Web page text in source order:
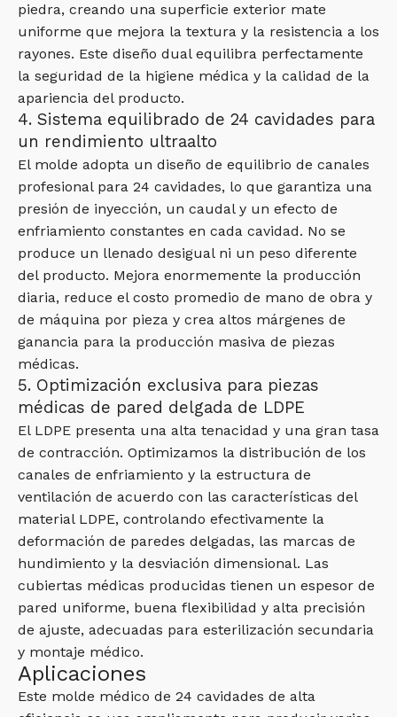
piedra, creando una superficie exterior mate
uniforme que mejora la textura y la resistencia a los
rayones. Este diseño dual equilibra perfectamente
la seguridad de la higiene médica y la calidad de la
apariencia del producto.
4. Sistema equilibrado de 24 cavidades para
un rendimiento ultraalto
El molde adopta un diseño de equilibrio de canales
profesional para 24 cavidades, lo que garantiza una
presión de inyección, un caudal y un efecto de
enfriamiento constantes en cada cavidad. No se
produce un llenado desigual ni un peso diferente
del producto. Mejora enormemente la producción
diaria, reduce el costo promedio de mano de obra y
de máquina por pieza y crea altos márgenes de
ganancia para la producción masiva de piezas
médicas.
5. Optimización exclusiva para piezas
médicas de pared delgada de LDPE
El LDPE presenta una alta tenacidad y una gran tasa
de contracción. Optimizamos la distribución de los
canales de enfriamiento y la estructura de
ventilación de acuerdo con las características del
material LDPE, controlando efectivamente la
deformación de paredes delgadas, las marcas de
hundimiento y la desviación dimensional. Las
cubiertas médicas producidas tienen un espesor de
pared uniforme, buena flexibilidad y alta precisión
de ajuste, adecuadas para esterilización secundaria
y montaje médico.
Aplicaciones
Este molde médico de 24 cavidades de alta